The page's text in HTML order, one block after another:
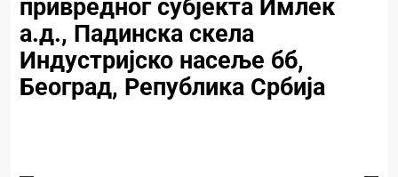
привредног субјекта Имлек
а.д., Падинска скела
Индустријско насеље бб,
Београд, Република Србија